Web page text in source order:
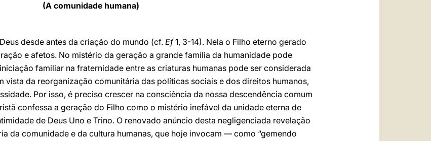
(A comunidade humana)
desde antes da criação do mundo (cf. Ef1, 3-14). Nela o Filho eterno gerado
e afetos. No mistério da geração a grande família da humanidade pode
familiar na fraternidade entre as criaturas humanas pode ser considerada
vista da reorganização comunitária das políticas sociais e dos direitos humanos,
Por isso, é preciso crescer na consciência da nossa descendência comum
confessa a geração do Filho como o mistério inefável da unidade eterna de
de Deus Uno e Trino. O renovado anúncio desta negligenciada revelação
da comunidade e da cultura humanas, que hoje invocam — como “gemendo